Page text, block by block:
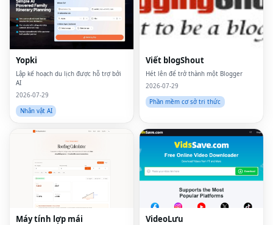
Yopki
Lập kế hoạch du lịch được hỗ trợ bởi
AI
2026-07-29
Nhân vật AI
Viết blogShout
Hét lên để trở thành một Blogger
2026-07-29
Phần mềm cơ sở tri thức
Máy tính lợp mái VideoLưu